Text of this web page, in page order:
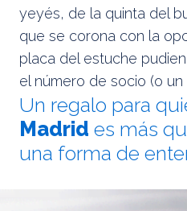
yeyés, de la quinta del
que se corona con la
placa del estuche
el número de socio (o un
Un regalo para
Madrid es más
una forma de